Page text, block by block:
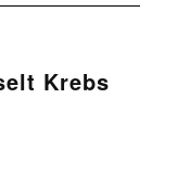
Krebs